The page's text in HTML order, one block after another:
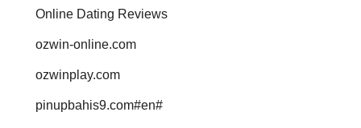
Online Dating Reviews
ozwin-online.com
ozwinplay.com
pinupbahis9.com#en#